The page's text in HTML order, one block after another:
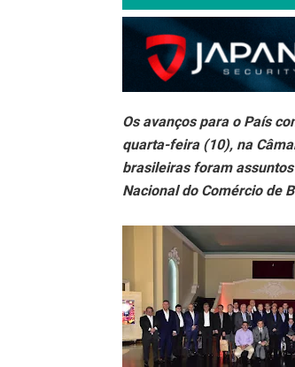
Os avanços para o País
quarta-feira (10), na
brasileiras foram
Nacional do Comércio de